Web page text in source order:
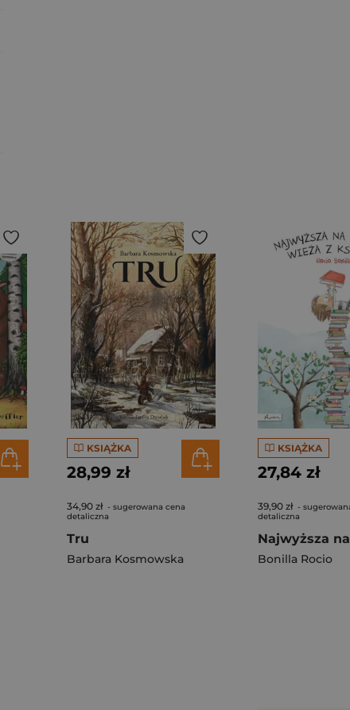
KSIĄŻKA
28,99 zł
34,90 zł - sugerowana cena
detaliczna
Tru
Barbara Kosmowska
KSIĄŻKA
27,84 zł
39,90 zł -
detaliczna
Bonilla Rocio